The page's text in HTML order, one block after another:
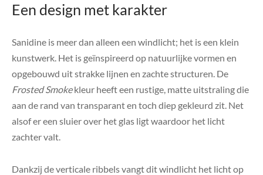
Een design met karakter
Sanidine is meer dan alleen een windlicht; het is een klein
kunstwerk. Het is geïnspireerd op natuurlijke vormen en
opgebouwd uit strakke lijnen en zachte structuren. De
Frosted Smokekleur heeft een rustige, matte uitstraling die
aan de rand van transparant en toch diep gekleurd zit. Net
alsof er een sluier over het glas ligt waardoor het licht
zachter valt.
Dankzij de verticale ribbels vangt dit windlicht het licht op